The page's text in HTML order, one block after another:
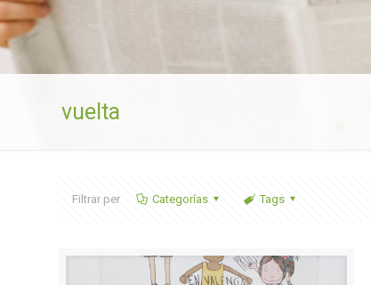
vuelta
Filtrar per Categorías Tags